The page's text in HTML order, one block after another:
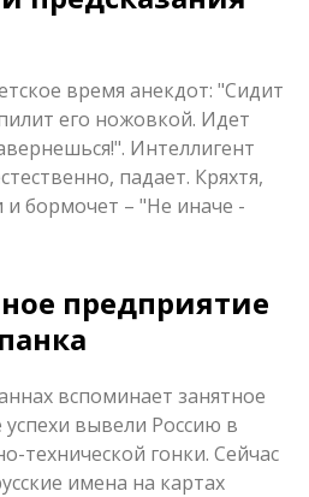
время анекдот: "Сидит
его ножовкой. Идет
Интеллигент
падает. Кряхтя,
и бормочет – "Не иначе -
предприятие
вспоминает занятное
вывели Россию в
технической гонки. Сейчас
имена на картах